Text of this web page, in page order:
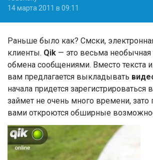
14 марта 2011 в 09:11
Раньше было как? Смски,
клиенты. Qik — это весьма необычная
обмена сообщениями. Вместо текста
вам предлагается выкладывать
начала придется зарегистрироваться
займет не очень много времени, зато
вами откроются обширные